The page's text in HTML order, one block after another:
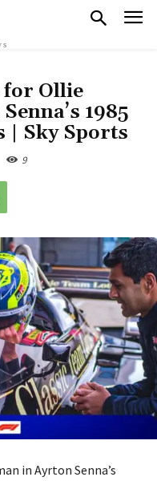
for Ollie
1985
| Sky Sports
9
in Ayrton Senna’s